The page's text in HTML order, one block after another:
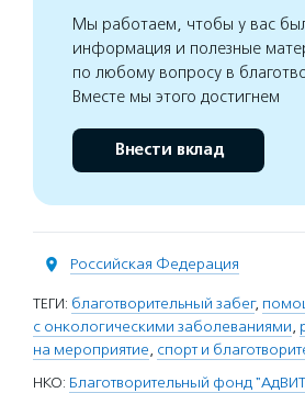
Мы работаем, чтобы у вас
информация и полезные
по любому вопросу в
Вместе мы этого достигнем
Внести вклад
Российская Федерация
ТЕГИ: благотворительный забег,
с онкологическими заболеваниями,
на мероприятие, спорт и
НКО: Благотворительный фонд